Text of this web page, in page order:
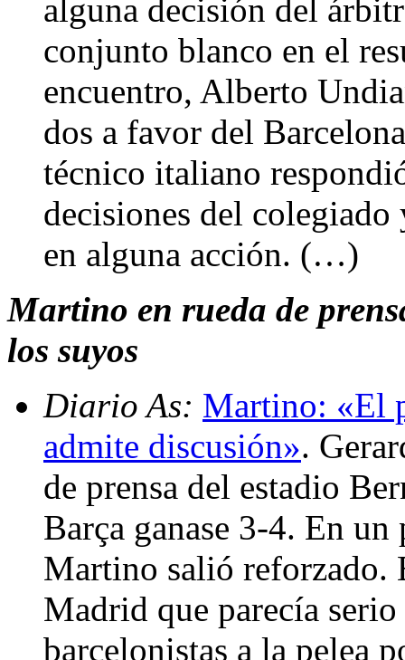
alguna decisión del
conjunto blanco en el
encuentro, Alberto
dos a favor del
técnico italiano
decisiones del
en alguna acción. (…)
Martino en rueda de
los suyos
Diario As: Martino: «El
admite discusión».
de prensa del estadio
Barça ganase 3-4. En
Martino salió reforzado.
Madrid que parecía
barcelonistas a la pelea